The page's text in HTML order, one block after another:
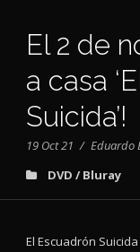
El 2 de
a casa
Suicida’!
19 Oct 21 / Eduardo
DVD / Bluray
El Escuadrón